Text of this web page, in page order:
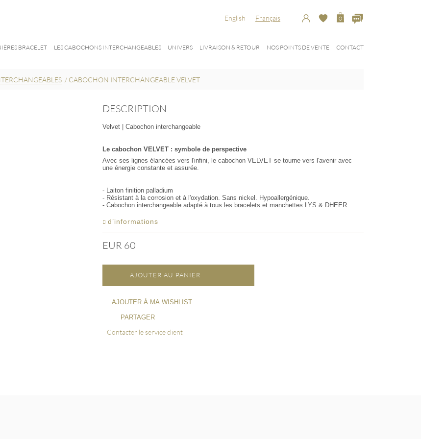
English Français 0
BRACELET LES CABOCHONS INTERCHANGEABLES UNIVERS LIVRAISON & RETOUR NOS POINTS DE VENTE CONTACT
/ CABOCHON INTERCHANGEABLE VELVET
EUR 60
AJOUTER AU PANIER
AJOUTER À MA WISHLIST
PARTAGER
Contacter le service client
DESCRIPTION
Velvet | Cabochon interchangeable
Le cabochon VELVET : symbole de perspective
Avec ses lignes élancées vers l'infini, le cabochon VELVET se tourne vers l'avenir avec
une énergie constante et assurée.
- Laiton finition palladium
- Résistant à la corrosion et à l'oxydation. Sans nickel. Hypoallergénique.
- Cabochon interchangeable adapté à tous les bracelets et manchettes LYS & DHEER
d’informations